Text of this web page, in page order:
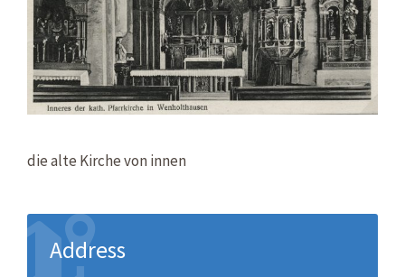
die alte Kirche von innen
Address